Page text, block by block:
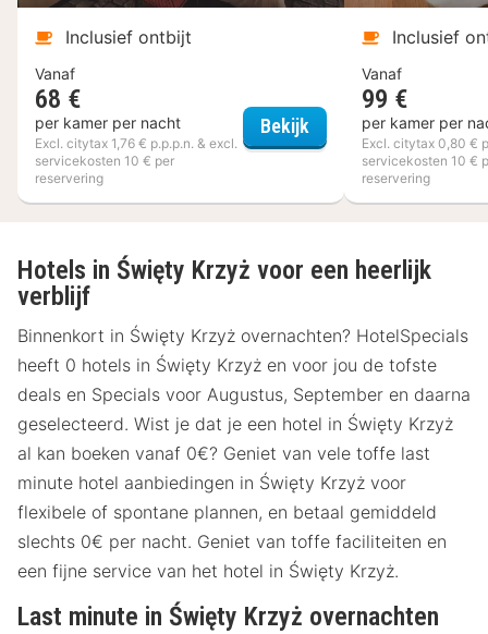
Inclusief ontbijt
Vanaf
68 €
per kamer per nacht
Excl. citytax 1,76 € p.p.p.n. & excl.
servicekosten 10 € per
reservering
Bekijk Ibis Styles Villeneuve
Inclusief
Vanaf
99 €
per kamer per
Excl. citytax 0,80 €
servicekosten 10 €
reservering
Hotels in Święty Krzyż voor een heerlijk
verblijf
Binnenkort in Święty Krzyż overnachten? HotelSpecials
heeft 0 hotels in Święty Krzyż en voor jou de tofste
deals en Specials voor Augustus, September en daarna
geselecteerd. Wist je dat je een hotel in Święty Krzyż
al kan boeken vanaf 0€? Geniet van vele toffe last
minute hotel aanbiedingen in Święty Krzyż voor
flexibele of spontane plannen, en betaal gemiddeld
slechts 0€ per nacht. Geniet van toffe faciliteiten en
een fijne service van het hotel in Święty Krzyż.
Last minute in Święty Krzyż overnachten